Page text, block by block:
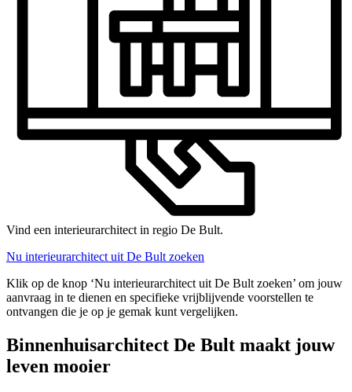
Vind een interieurarchitect in regio De Bult.
Nu interieurarchitect uit De Bult zoeken
Klik op de knop ‘Nu interieurarchitect uit De Bult zoeken’ om jouw
aanvraag in te dienen en specifieke vrijblijvende voorstellen te
ontvangen die je op je gemak kunt vergelijken.
Binnenhuisarchitect De Bult maakt jouw
leven mooier